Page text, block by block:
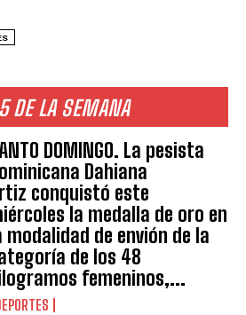
DE LA SEMANA
DOMINGO. La pesista
Dahiana
conquistó este
la medalla de oro en
modalidad de envión de la
de los 48
femeninos,...